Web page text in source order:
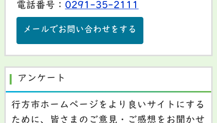
電話番号： 0291-35-2111
メールでお問い合わせをする
アンケート
行方市ホームページをより良いサイトにする
ために、皆さまのご意見・ご感想をお聞かせ